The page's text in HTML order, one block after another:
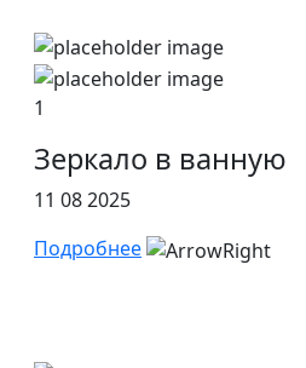
1
Зеркало в ванную
11 08 2025
Подробнее